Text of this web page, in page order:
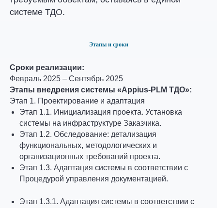
системе ТДО.
Этапы и сроки
Сроки реализации:
Февраль 2025 – Сентябрь 2025
Этапы внедрения системы «Appius-PLM ТДО»:
Этап 1. Проектирование и адаптация
Этап 1.1. Инициализация проекта. Установка
системы на инфраструктуре Заказчика.
Этап 1.2. Обследование: детализация
функциональных, методологических и
организационных требований проекта.
Этап 1.3. Адаптация системы в соответствии с
Процедурой управления документацией.
Этап 1.3.1. Адаптация системы в соответствии с